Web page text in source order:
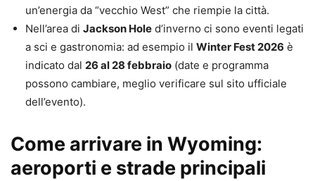
un’energia da “vecchio West” che riempie la città.
Nell’area di Jackson Hole d’inverno ci sono eventi legati
a sci e gastronomia: ad esempio il Winter Fest 2026 è
indicato dal 26 al 28 febbraio (date e programma
possono cambiare, meglio verificare sul sito ufficiale
dell’evento).
Come arrivare in Wyoming:
aeroporti e strade principali